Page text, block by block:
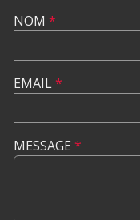
NOM *
EMAIL*
MESSAGE *